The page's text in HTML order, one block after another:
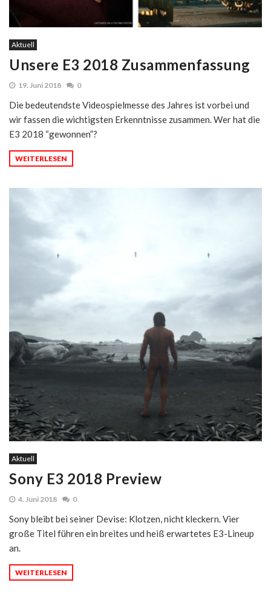
Aktuell
Unsere E3 2018 Zusammenfassung
19. Juni 2018 0
Die bedeutendste Videospielmesse des Jahres ist vorbei und
wir fassen die wichtigsten Erkenntnisse zusammen. Wer hat die
E3 2018 “gewonnen”?
WEITERLESEN
Aktuell
Sony E3 2018 Preview
4. Juni 2018 0
Sony bleibt bei seiner Devise: Klotzen, nicht kleckern. Vier
große Titel führen ein breites und heiß erwartetes E3-Lineup
an.
WEITERLESEN